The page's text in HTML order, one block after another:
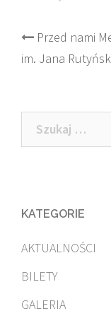
Post
Przed nami
im. Jana
Szukaj:
KATEGORIE
AKTUALNOŚCI
BILETY
GALERIA